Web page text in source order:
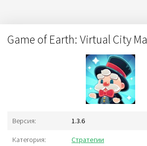
Game of Earth: Virtual City
Версия: 1.3.6
Категория: Стратегии